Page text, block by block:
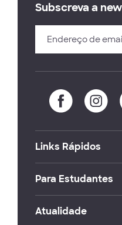
Subscreva a
Links Rápidos
Para Estudantes
Atualidade